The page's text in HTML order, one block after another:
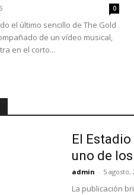
0
el último sencillo de The Gold
de un vídeo musical,
en el corto...
El
uno de
admin - 5 agosto,
La publicación